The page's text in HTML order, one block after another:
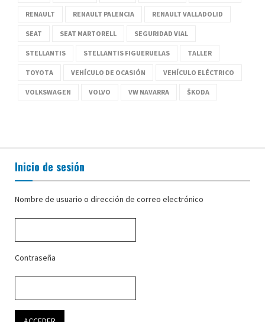
RENAULT RENAULT PALENCIA RENAULT VALLADOLID
SEAT SEAT MARTORELL SEGURIDAD VIAL
STELLANTIS STELLANTIS FIGUERUELAS TALLER
TOYOTA VEHÍCULO DE OCASIÓN VEHÍCULO ELÉCTRICO
VOLKSWAGEN VOLVO VW NAVARRA ŠKODA
Inicio de sesión
Nombre de usuario o dirección de correo electrónico
Contraseña